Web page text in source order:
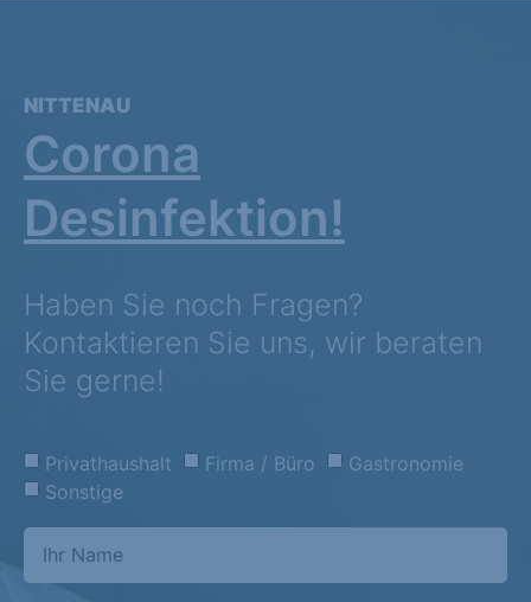
NITTENAU
Corona
Desinfektion!
Haben Sie noch Fragen?
Kontaktieren Sie uns, wir beraten
Sie gerne!
Privathaushalt Firma / Büro
Gastronomie
Sonstige